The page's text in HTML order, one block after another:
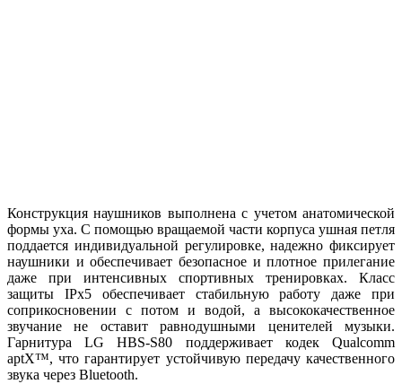
Конструкция наушников выполнена с учетом анатомической
формы уха. С помощью вращаемой части корпуса ушная петля
поддается индивидуальной регулировке, надежно фиксирует
наушники и обеспечивает безопасное и плотное прилегание
даже при интенсивных спортивных тренировках. Класс
защиты IPx5 обеспечивает стабильную работу даже при
соприкосновении с потом и водой, а высококачественное
звучание не оставит равнодушными ценителей музыки.
Гарнитура LG HBS-S80 поддерживает кодек Qualcomm
aptX™, что гарантирует устойчивую передачу качественного
звука через Bluetooth.